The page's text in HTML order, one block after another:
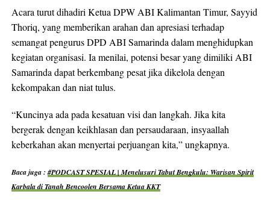
Acara turut dihadiri Ketua DPW ABI Kalimantan Timur, Sayyid
Thoriq, yang memberikan arahan dan apresiasi terhadap
semangat pengurus DPD ABI Samarinda dalam menghidupkan
kegiatan organisasi. Ia menilai, potensi besar yang dimiliki ABI
Samarinda dapat berkembang pesat jika dikelola dengan
kekompakan dan niat tulus.
“Kuncinya ada pada kesatuan visi dan langkah. Jika kita
bergerak dengan keikhlasan dan persaudaraan, insyaallah
keberkahan akan menyertai perjuangan kita,” ungkapnya.
Baca juga :#PODCAST SPESIAL | Menelusuri Tabut Bengkulu: Warisan Spirit
Karbala di Tanah Bencoolen Bersama Ketua KKT